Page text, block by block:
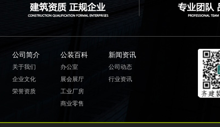
公司简介
关于我们
企业文化
荣誉资质
公装百科
办公室
展会展厅
工业厂房
商业零售
新闻资讯
公司动态
行业资讯